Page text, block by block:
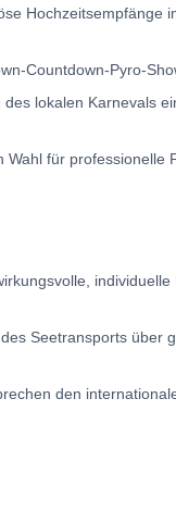
Hochzeitsempfänge
Countdown-Pyro-
lokalen Karnevals
für professionelle
Seetransports über
den